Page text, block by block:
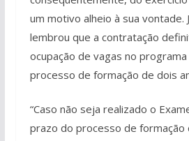
um motivo alheio à sua vontade.
lembrou que a contratação
ocupação de vagas no
processo de formação de dois
“Caso não seja realizado o
prazo do processo de formação